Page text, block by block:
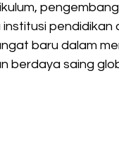
pendidikan
baru dalam
berdaya saing